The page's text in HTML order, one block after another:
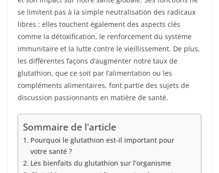
se limitent pas à la simple neutralisation des radicaux
libres ; elles touchent également des aspects clés
comme la détoxification, le renforcement du système
immunitaire et la lutte contre le vieillissement. De plus,
les différentes façons d’augmenter notre taux de
glutathion, que ce soit par l’alimentation ou les
compléments alimentaires, font partie des sujets de
discussion passionnants en matière de santé.
Sommaire de l'article
Pourquoi le glutathion est-il important pour
votre santé ?
Les bienfaits du glutathion sur l’organisme